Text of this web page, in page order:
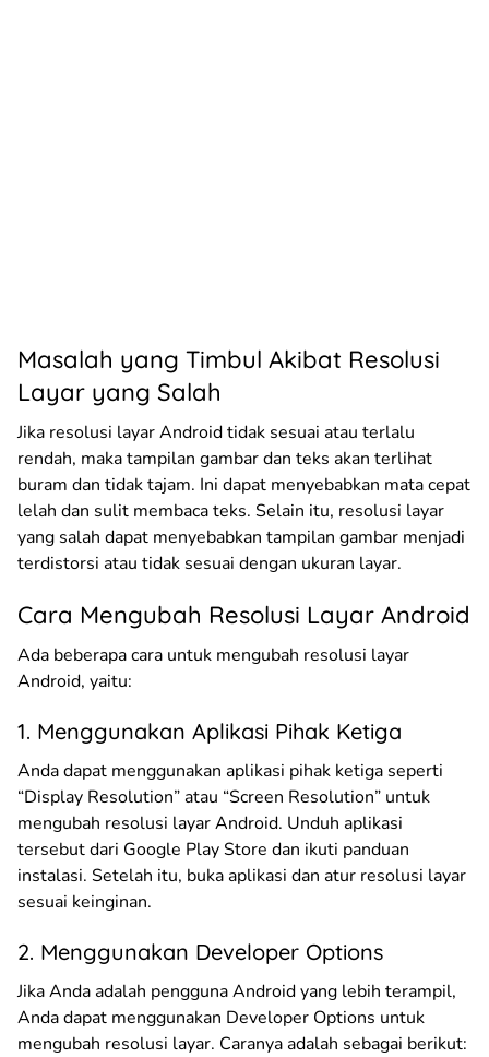
Masalah yang Timbul Akibat Resolusi
Layar yang Salah
Jika resolusi layar Android tidak sesuai atau terlalu
rendah, maka tampilan gambar dan teks akan terlihat
buram dan tidak tajam. Ini dapat menyebabkan mata cepat
lelah dan sulit membaca teks. Selain itu, resolusi layar
yang salah dapat menyebabkan tampilan gambar menjadi
terdistorsi atau tidak sesuai dengan ukuran layar.
Cara Mengubah Resolusi Layar Android
Ada beberapa cara untuk mengubah resolusi layar
Android, yaitu:
1. Menggunakan Aplikasi Pihak Ketiga
Anda dapat menggunakan aplikasi pihak ketiga seperti
“Display Resolution” atau “Screen Resolution” untuk
mengubah resolusi layar Android. Unduh aplikasi
tersebut dari Google Play Store dan ikuti panduan
instalasi. Setelah itu, buka aplikasi dan atur resolusi layar
sesuai keinginan.
2. Menggunakan Developer Options
Jika Anda adalah pengguna Android yang lebih terampil,
Anda dapat menggunakan Developer Options untuk
mengubah resolusi layar. Caranya adalah sebagai berikut: